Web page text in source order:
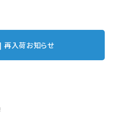
入荷お知らせ